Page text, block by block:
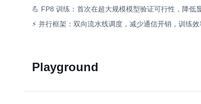
💪 FP8 训练：首次在超大规模模型验证可行性，降低
⚡ 并行框架：双向流水线调度，减少通信开销，训练效
Playground